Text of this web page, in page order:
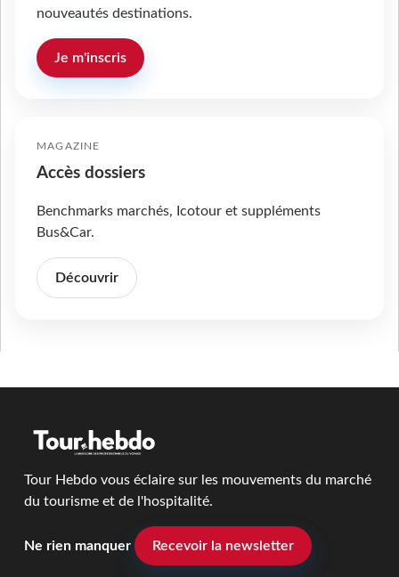
nouveautés destinations.
Je m'inscris
MAGAZINE
Accès dossiers
Benchmarks marchés, Icotour et suppléments
Bus&Car.
Découvrir
Tour Hebdo vous éclaire sur les mouvements du marché
du tourisme et de l'hospitalité.
Ne rien manquer Recevoir la newsletter